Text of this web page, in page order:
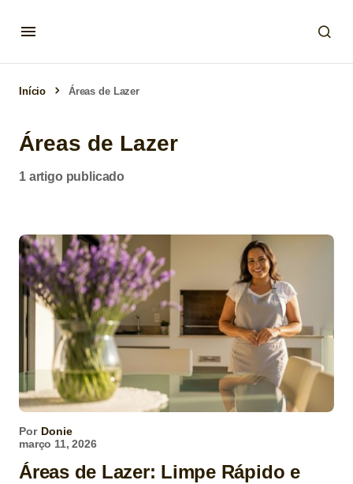
Início Áreas de Lazer
Áreas de Lazer
1 artigo publicado
Por Donie
março 11, 2026
Áreas de Lazer: Limpe Rápido e